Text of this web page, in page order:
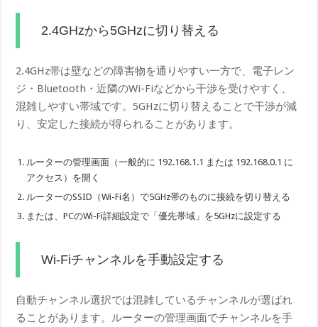
2.4GHzから5GHzに切り替える
2.4GHz帯は壁などの障害物を通りやすい一方で、電子レン
ジ・Bluetooth・近隣のWi-Fiなどから干渉を受けやすく、
混雑しやすい帯域です。5GHzに切り替えることで干渉が減
り、安定した接続が得られることがあります。
ルーターの管理画面（一般的に 192.168.1.1 または 192.168.0.1 に
アクセス）を開く
ルーターのSSID（Wi-Fi名）で5GHz帯のものに接続を切り替える
または、PCのWi-Fi詳細設定で「優先帯域」を5GHzに設定する
Wi-Fiチャンネルを手動設定する
自動チャンネル選択では混雑しているチャンネルが選ばれ
ることがあります。ルーターの管理画面でチャンネルを手